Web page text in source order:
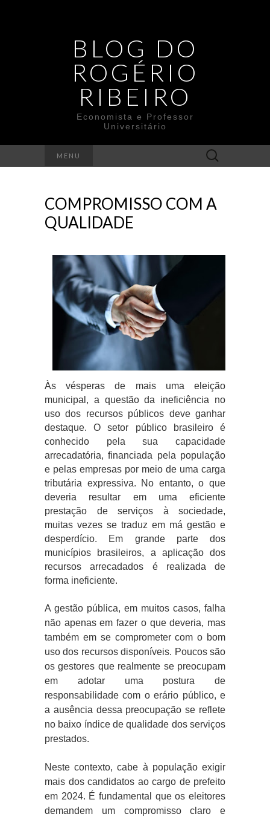
BLOG DO
ROGÉRIO
RIBEIRO
Economista e Professor
Universitário
MENU
Search
for:
COMPROMISSO COM A
QUALIDADE
Às vésperas de mais uma eleição
municipal, a questão da ineficiência no
uso dos recursos públicos deve ganhar
destaque. O setor público brasileiro é
conhecido pela sua capacidade
arrecadatória, financiada pela população
e pelas empresas por meio de uma carga
tributária expressiva. No entanto, o que
deveria resultar em uma eficiente
prestação de serviços à sociedade,
muitas vezes se traduz em má gestão e
desperdício. Em grande parte dos
municípios brasileiros, a aplicação dos
recursos arrecadados é realizada de
forma ineficiente.
A gestão pública, em muitos casos, falha
não apenas em fazer o que deveria, mas
também em se comprometer com o bom
uso dos recursos disponíveis. Poucos são
os gestores que realmente se preocupam
em adotar uma postura de
responsabilidade com o erário público, e
a ausência dessa preocupação se reflete
no baixo índice de qualidade dos serviços
prestados.
Neste contexto, cabe à população exigir
mais dos candidatos ao cargo de prefeito
em 2024. É fundamental que os eleitores
demandem um compromisso claro e